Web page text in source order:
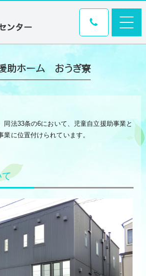
助ホーム おうぎ寮
同法33条の6において、児童自立援助事業と
業に位置付けられています。
て